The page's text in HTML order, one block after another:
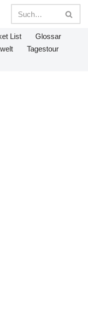
List
Glossar
Tagestour